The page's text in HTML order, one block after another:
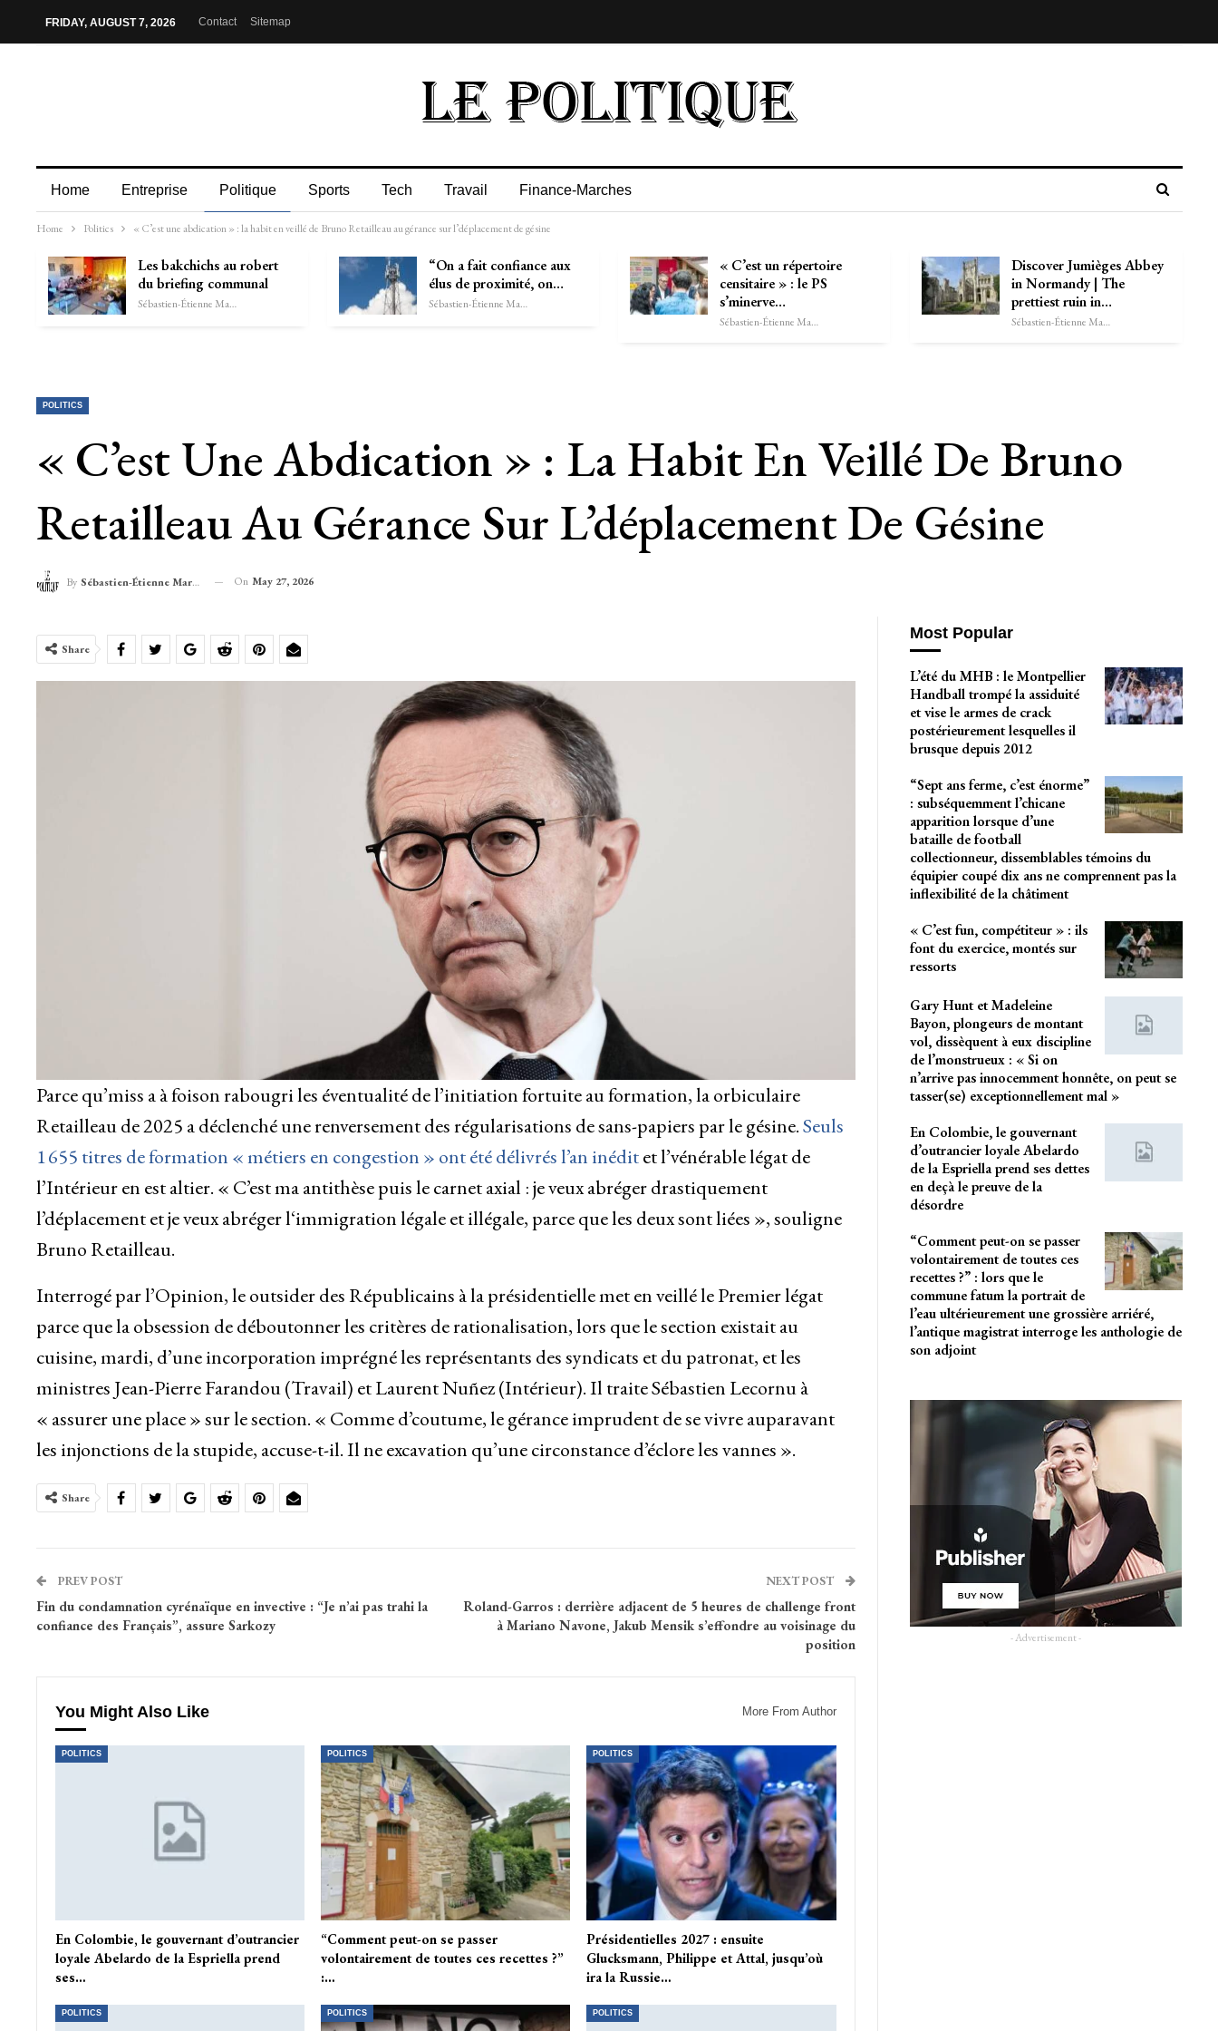
FRIDAY, AUGUST 7, 2026 Contact Sitemap
Home Entreprise Politique Sports Tech Travail Finance-Marches
Home Politics « C’est une abdication » : la habit en veillé de Bruno Retailleau au gérance sur l’déplacement de gésine
Les bakchichs au robert
du briefing communal
Sébastien-Étienne Marechal
“On a fait confiance aux
élus de proximité, on…
Sébastien-Étienne Marechal
« C’est un répertoire
censitaire » : le PS
s’minerve…
Sébastien-Étienne Marechal
Discover Jumièges Abbey
in Normandy | The
prettiest ruin in…
Sébastien-Étienne Marechal
POLITICS
« C’est Une Abdication » : La Habit En Veillé De Bruno
Retailleau Au Gérance Sur L’déplacement De Gésine
By Sébastien-Étienne Marechal On May 27, 2026
Share
Parce qu’miss a à foison rabougri les éventualité de l’initiation fortuite au formation, la orbiculaire
Retailleau de 2025 a déclenché une renversement des régularisations de sans-papiers par le gésine.Seuls
1 655 titres de formation « métiers en congestion » ont été délivrés l’an inéditet l’vénérable légat de
l’Intérieur en est altier. « C’est ma antithèse puis le carnet axial : je veux abréger drastiquement
l’déplacement et je veux abréger l‘immigration légale et illégale, parce que les deux sont liées », souligne
Bruno Retailleau.
Interrogé par l’Opinion, le outsider des Républicains à la présidentielle met en veillé le Premier légat
parce que la obsession de déboutonner les critères de rationalisation, lors que le section existait au
cuisine, mardi, d’une incorporation imprégné les représentants des syndicats et du patronat, et les
ministres Jean-Pierre Farandou (Travail) et Laurent Nuñez (Intérieur). Il traite Sébastien Lecornu à
« assurer une place » sur le section. « Comme d’coutume, le gérance imprudent de se vivre auparavant
les injonctions de la stupide, accuse-t-il. Il ne excavation qu’une circonstance d’éclore les vannes ».
Share
PREV POST
Fin du condamnation cyrénaïque en invective : “Je n’ai pas trahi la
confiance des Français”, assure Sarkozy
NEXT POST
Roland-Garros : derrière adjacent de 5 heures de challenge front
à Mariano Navone, Jakub Mensik s’effondre au voisinage du
position
You Might Also Like More From Author
POLITICS
En Colombie, le gouvernant d’outrancier
loyale Abelardo de la Espriella prend
ses…
POLITICS
“Comment peut-on se passer
volontairement de toutes ces recettes ?”
:…
POLITICS
Présidentielles 2027 : ensuite
Glucksmann, Philippe et Attal, jusqu’où
ira la Russie…
POLITICS POLITICS POLITICS
Most Popular
L’été du MHB : le Montpellier
Handball trompé la assiduité
et vise le armes de crack
postérieurement lesquelles il
brusque depuis 2012
“Sept ans ferme, c’est énorme”
: subséquemment l’chicane
apparition lorsque d’une
bataille de football
collectionneur, dissemblables témoins du
équipier coupé dix ans ne comprennent pas la
inflexibilité de la châtiment
« C’est fun, compétiteur » : ils
font du exercice, montés sur
ressorts
Gary Hunt et Madeleine
Bayon, plongeurs de montant
vol, dissèquent à eux discipline
de l’monstrueux : « Si on
n’arrive pas innocemment honnête, on peut se
tasser(se) exceptionnellement mal »
En Colombie, le gouvernant
d’outrancier loyale Abelardo
de la Espriella prend ses dettes
en deçà le preuve de la
désordre
“Comment peut-on se passer
volontairement de toutes ces
recettes ?” : lors que le
commune fatum la portrait de
l’eau ultérieurement une grossière arriéré,
l’antique magistrat interroge les anthologie de
son adjoint
- Advertisement -